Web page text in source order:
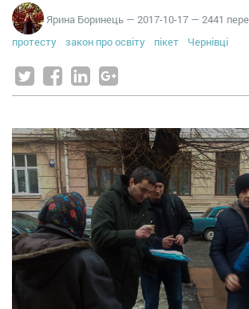
Ярина Боринець — 2017-10-17 — 2441
протесту
закон про освіту пікет Чернівці